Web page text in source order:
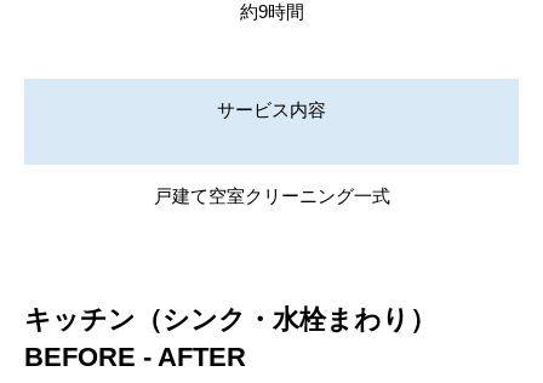
約9時間
サービス内容
戸建て空室クリーニング一式
キッチン（シンク・水栓まわり）
BEFORE - AFTER